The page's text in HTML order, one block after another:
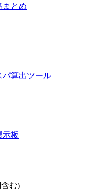
まとめ
パ算出ツール
示板
む)